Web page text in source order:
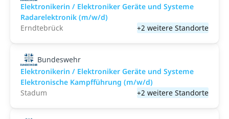
Elektronikerin / Elektroniker Geräte und Systeme
Radarelektronik (m/w/d)
Erndtebrück
+2 weitere Standorte
Bundeswehr
Elektronikerin / Elektroniker Geräte und Systeme
Elektronische Kampfführung (m/w/d)
Stadum
+2 weitere Standorte